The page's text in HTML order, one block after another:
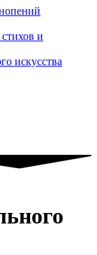
и
искусства